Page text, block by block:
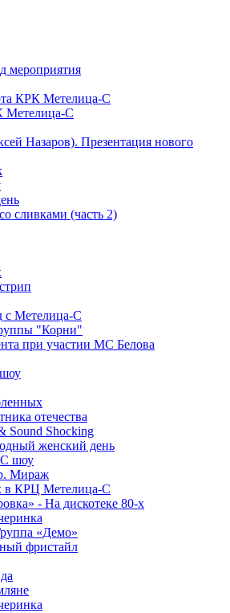
мероприятия
КРК Метелица-С
С
Назаров). Презентация нового
сливками (часть 2)
с Метелица-С
"Корни"
при участии МС Белова
отечества
Sound Shocking
женский день
шоу
Мираж
в КРЦ Метелица-С
- На дискотеке 80-х
«Демо»
фристайл